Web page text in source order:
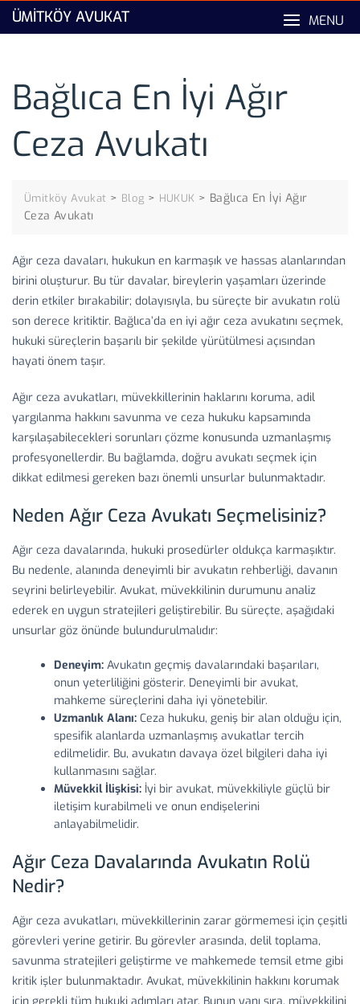
SkipÜMITKÖY AVUKAT MENU
Bağlıca En İyi Ağır
Ceza Avukatı
Ümitköy Avukat > Blog > HUKUK > Bağlıca En İyi Ağır
Ceza Avukatı
Ağır ceza davaları, hukukun en karmaşık ve hassas alanlarından
birini oluşturur. Bu tür davalar, bireylerin yaşamları üzerinde
derin etkiler bırakabilir; dolayısıyla, bu süreçte bir avukatın rolü
son derece kritiktir. Bağlıca’da en iyi ağır ceza avukatını seçmek,
hukuki süreçlerin başarılı bir şekilde yürütülmesi açısından
hayati önem taşır.
Ağır ceza avukatları, müvekkillerinin haklarını koruma, adil
yargılanma hakkını savunma ve ceza hukuku kapsamında
karşılaşabilecekleri sorunları çözme konusunda uzmanlaşmış
profesyonellerdir. Bu bağlamda, doğru avukatı seçmek için
dikkat edilmesi gereken bazı önemli unsurlar bulunmaktadır.
Neden Ağır Ceza Avukatı Seçmelisiniz?
Ağır ceza davalarında, hukuki prosedürler oldukça karmaşıktır.
Bu nedenle, alanında deneyimli bir avukatın rehberliği, davanın
seyrini belirleyebilir. Avukat, müvekkilinin durumunu analiz
ederek en uygun stratejileri geliştirebilir. Bu süreçte, aşağıdaki
unsurlar göz önünde bulundurulmalıdır:
Deneyim: Avukatın geçmiş davalarındaki başarıları,
onun yeterliliğini gösterir. Deneyimli bir avukat,
mahkeme süreçlerini daha iyi yönetebilir.
Uzmanlık Alanı: Ceza hukuku, geniş bir alan olduğu için,
spesifik alanlarda uzmanlaşmış avukatlar tercih
edilmelidir. Bu, avukatın davaya özel bilgileri daha iyi
kullanmasını sağlar.
Müvekkil İlişkisi: İyi bir avukat, müvekkiliyle güçlü bir
iletişim kurabilmeli ve onun endişelerini
anlayabilmelidir.
Ağır Ceza Davalarında Avukatın Rolü
Nedir?
Ağır ceza avukatları, müvekkillerinin zarar görmemesi için çeşitli
görevleri yerine getirir. Bu görevler arasında, delil toplama,
savunma stratejileri geliştirme ve mahkemede temsil etme gibi
kritik işler bulunmaktadır. Avukat, müvekkilinin hakkını korumak